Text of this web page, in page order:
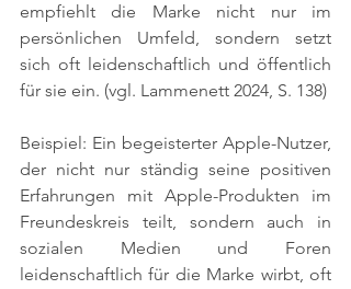
empfiehlt die Marke nicht nur im
persönlichen Umfeld, sondern setzt
sich oft leidenschaftlich und öffentlich
für sie ein. (vgl. Lammenett 2024, S. 138)
Beispiel: Ein begeisterter Apple-Nutzer,
der nicht nur ständig seine positiven
Erfahrungen mit Apple-Produkten im
Freundeskreis teilt, sondern auch in
sozialen Medien und Foren
leidenschaftlich für die Marke wirbt, oft